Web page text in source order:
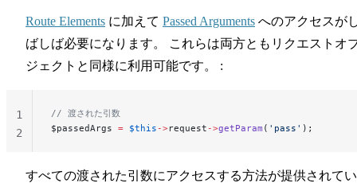
Route Elements に加えて Passed Arguments へのアクセスが
ばしば必要になります。 これらは両方ともリクエストオ
ジェクトと同様に利用可能です。 :
// 渡された引数
$passedArgs = $this ->request ->getParam ( 'pass' );
1
2
すべての渡された引数にアクセスする方法が提供されて